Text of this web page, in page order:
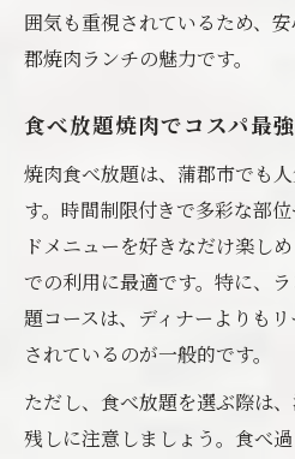
囲気も重視されているため、
郡焼肉ランチの魅力です。
食べ放題焼肉でコスパ最
焼肉食べ放題は、蒲郡市でも
す。時間制限付きで多彩な部
ドメニューを好きなだけ楽し
での利用に最適です。特に、
題コースは、ディナーよりも
されているのが一般的です。
ただし、食べ放題を選ぶ際は
残しに注意しましょう。食べ